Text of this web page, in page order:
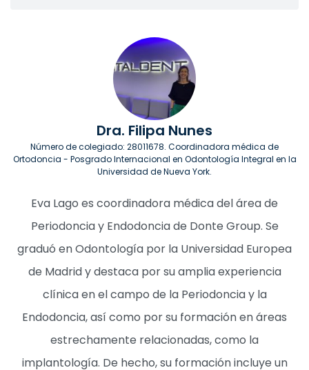
Dra. Filipa Nunes
Número de colegiado: 28011678. Coordinadora médica de
Ortodoncia - Posgrado Internacional en Odontología Integral en la
Universidad de Nueva York.
Eva Lago es coordinadora médica del área de
Periodoncia y Endodoncia de Donte Group. Se
graduó en Odontología por la Universidad Europea
de Madrid y destaca por su amplia experiencia
clínica en el campo de la Periodoncia y la
Endodoncia, así como por su formación en áreas
estrechamente relacionadas, como la
implantología. De hecho, su formación incluye un